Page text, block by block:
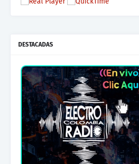
DESTACADAS